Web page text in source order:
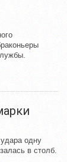
одну
в столб.